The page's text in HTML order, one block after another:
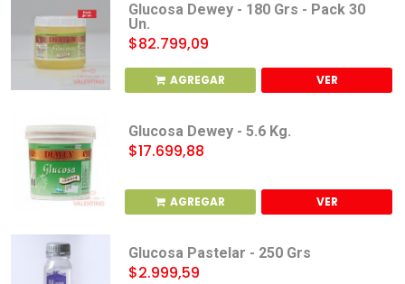
Glucosa Dewey - 180 Grs - Pack 30
Un.
$82.799,09
AGREGAR VER
Glucosa Dewey - 5.6 Kg.
$17.699,88
AGREGAR VER
Glucosa Pastelar - 250 Grs
$2.999,59